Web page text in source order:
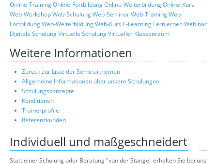
Online-TrainingOnline-FortbildungOnline-WeiterbildungOnline-Kurs
Web-WorkshopWeb-SchulungWeb-SeminarWeb-TrainingWeb-
FortbildungWeb-WeiterbildungWeb-Kurs E-Learning FernlernenWebinar
Digitale SchulungVirtuelle SchulungVirtueller Klassenraum
Weitere Informationen
Zurück zur Liste der Seminarthemen
Allgemeine Informationen über unsere Schulungen
Schulungskonzepte
Konditionen
Trainerprofile
Referenzkunden
Individuell und maßgeschneidert
Statt einer Schulung oder Beratung "von der Stange" erhalten Sie bei uns